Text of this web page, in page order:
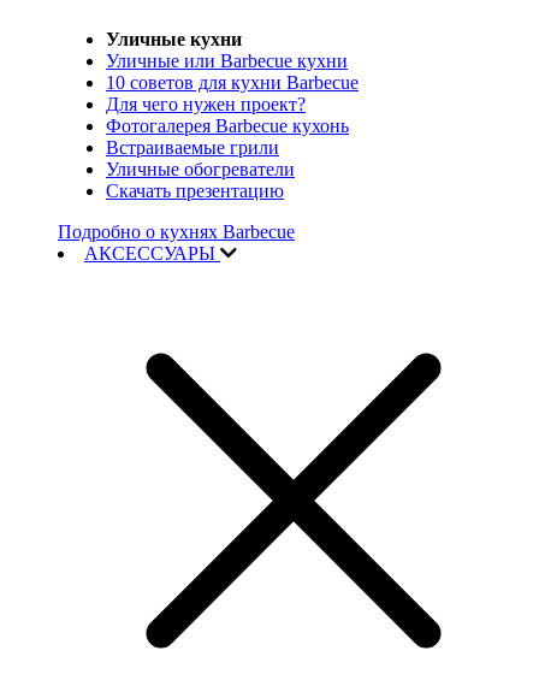
Уличные кухни
Уличные или Barbecue кухни
10 советов для кухни Barbecue
Для чего нужен проект?
Фотогалерея Barbecue кухонь
Встраиваемые грили
Уличные обогреватели
Скачать презентацию
Подробно о кухнях Barbecue
АКСЕССУАРЫ